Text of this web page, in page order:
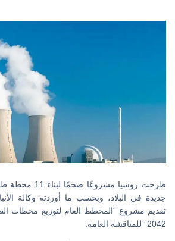
طرحت روسيا
جديدة في البلاد، وبحسب ما أوردته وكالة
تقديم مشروع “المخطط العام لتوزيع محطات
2042” للمناقشة العامة.